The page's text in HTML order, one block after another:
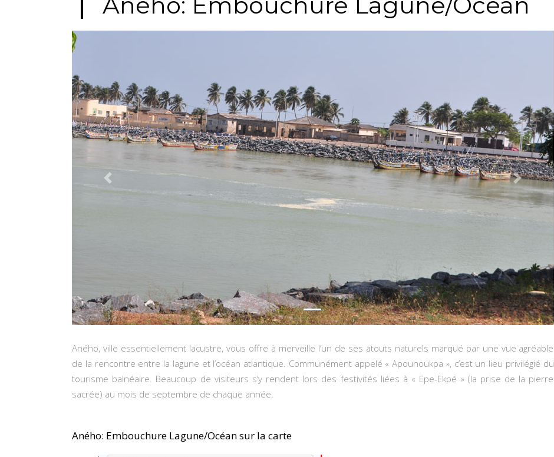
Previous Next
Aného, ville essentiellement lacustre, vous offre à merveille l’un de ses atouts naturels marqué par une vue agréable
de la rencontre entre la lagune et l’océan atlantique. Communément appelé « Apounoukpa », c’est un lieu privilégié du
tourisme balnéaire. Beaucoup de visiteurs s’y rendent lors des festivités liées à « Epe-Ekpé » (la prise de la pierre
sacrée) au mois de septembre de chaque année.
Aného: Embouchure Lagune/Océan sur la carte